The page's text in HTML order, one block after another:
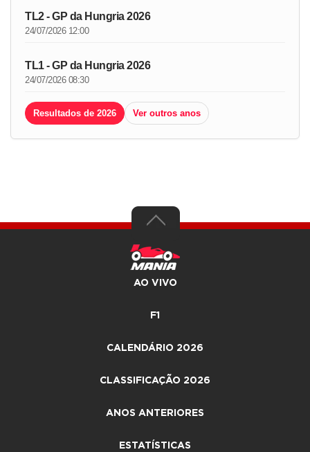
TL2 - GP da Hungria 2026
24/07/2026 12:00
TL1 - GP da Hungria 2026
24/07/2026 08:30
Resultados de 2026 Ver outros anos
AO VIVO
F1
CALENDÁRIO 2026
CLASSIFICAÇÃO 2026
ANOS ANTERIORES
ESTATÍSTICAS